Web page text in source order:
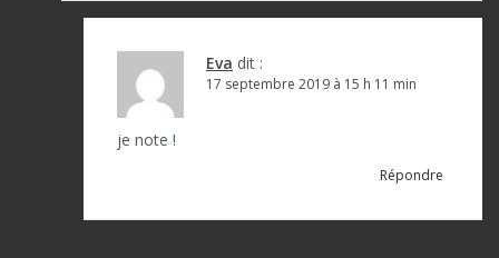
Eva dit :
17 septembre 2019 à 15 h 11 min
je note !
Répondre